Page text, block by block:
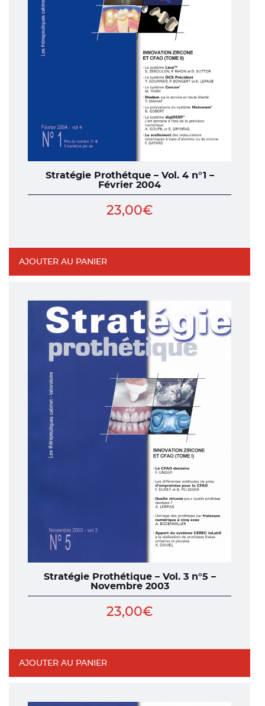
Stratégie Prothétque – Vol. 4 n°1 –
Février 2004
23,00€
AJOUTER AU PANIER
Stratégie Prothétique – Vol. 3 n°5 –
Novembre 2003
23,00€
AJOUTER AU PANIER